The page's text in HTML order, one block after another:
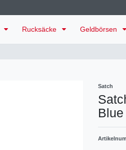
Rucksäcke Geldbörsen
Satch
Blue